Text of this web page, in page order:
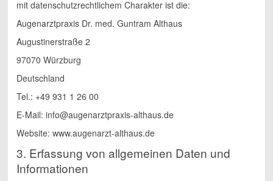
mit datenschutzrechtlichem Charakter ist die:
Augenarztpraxis Dr. med. Guntram Althaus
Augustinerstraße 2
97070 Würzburg
Deutschland
Tel.: +49 931 1 26 00
E-Mail: info@augenarztpraxis-althaus.de
Website: www.augenarzt-althaus.de
3. Erfassung von allgemeinen Daten und
Informationen